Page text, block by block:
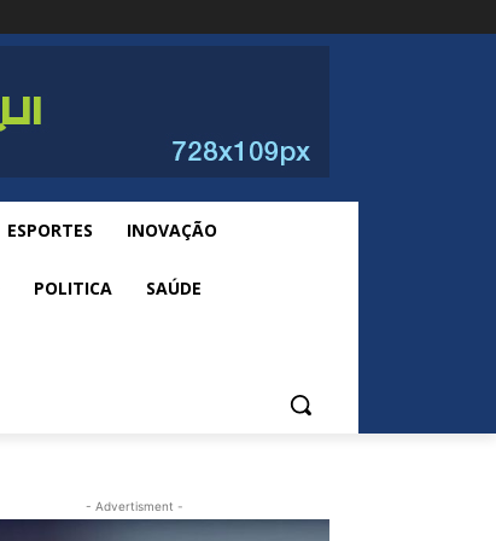
ESPORTES INOVAÇÃO
POLITICA SAÚDE
- Advertisment -